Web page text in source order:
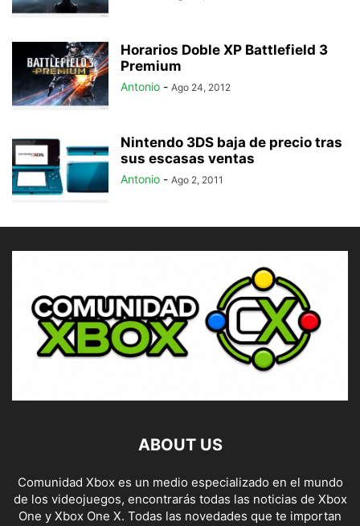
Horarios Doble XP Battlefield 3
Premium
Antonio - Ago 24, 2012
Nintendo 3DS baja de precio tras
sus escasas ventas
Antonio - Ago 2, 2011
ABOUT US
Comunidad Xbox es un medio especializado en el mundo
de los videojuegos, encontrarás todas las noticias de Xbox
One y Xbox One X. Todas las novedades que te importan